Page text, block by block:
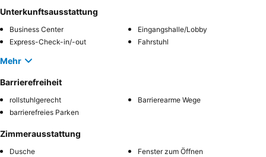
Unterkunftsausstattung
Business Center
Eingangshalle/Lobby
Express-Check-in/-out
Fahrstuhl
Mehr
Barrierefreiheit
rollstuhlgerecht
Barrierearme Wege
barrierefreies Parken
Zimmerausstattung
Dusche
Fenster zum Öffnen